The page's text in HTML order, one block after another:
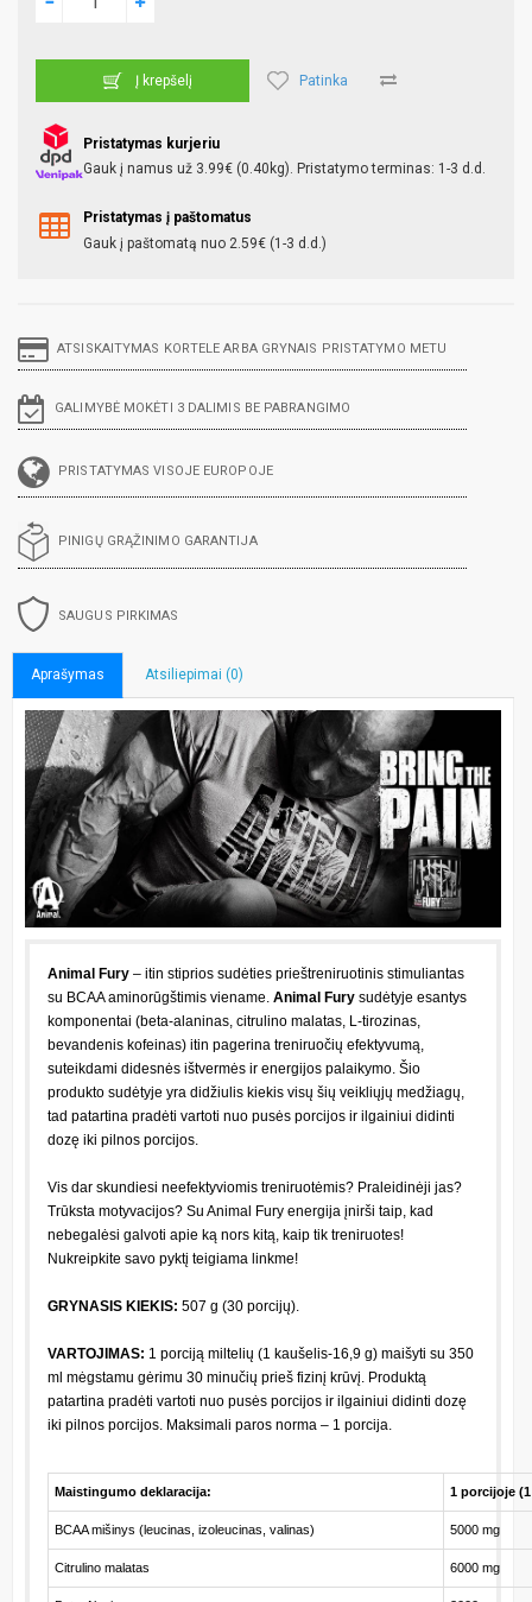
Į krepšelį Patinka
Pristatymas kurjeriu
Gauk į namus už 3.99€ (0.40kg). Pristatymo terminas: 1-3 d.d.
Pristatymas į paštomatus
Gauk į paštomatą nuo 2.59€ (1-3 d.d.)
ATSISKAITYMAS KORTELE ARBA GRYNAIS PRISTATYMO METU
GALIMYBĖ MOKĖTI 3 DALIMIS BE PABRANGIMO
PRISTATYMAS VISOJE EUROPOJE
PINIGŲ GRĄŽINIMO GARANTIJA
SAUGUS PIRKIMAS
Aprašymas Atsiliepimai (0)
Animal Fury – itin stiprios sudėties prieštreniruotinis stimuliantas
su BCAA aminorūgštimis viename. Animal Fury sudėtyje esantys
komponentai (beta-alaninas, citrulino malatas, L-tirozinas,
bevandenis kofeinas) itin pagerina treniruočių efektyvumą,
suteikdami didesnės ištvermės ir energijos palaikymo. Šio
produkto sudėtyje yra didžiulis kiekis visų šių veikliųjų medžiagų,
tad patartina pradėti vartoti nuo pusės porcijos ir ilgainiui didinti
dozę iki pilnos porcijos.
Vis dar skundiesi neefektyviomis treniruotėmis? Praleidinėji jas?
Trūksta motyvacijos? Su Animal Fury energija įnirši taip, kad
nebegalėsi galvoti apie ką nors kitą, kaip tik treniruotes!
Nukreipkite savo pyktį teigiama linkme!
GRYNASIS KIEKIS: 507 g (30 porcijų).
VARTOJIMAS: 1 porciją miltelių (1 kaušelis-16,9 g) maišyti su 350
ml mėgstamu gėrimu 30 minučių prieš fizinį krūvį. Produktą
patartina pradėti vartoti nuo pusės porcijos ir ilgainiui didinti dozę
iki pilnos porcijos. Maksimali paros norma – 1 porcija.
Maistingumo deklaracija: 1 porcijoje
BCAA mišinys (leucinas, izoleucinas, valinas) 5000 mg
Citrulino malatas 6000 mg